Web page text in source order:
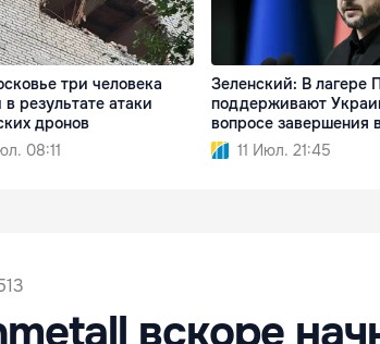
три человека
в результате атаки
дронов
08:11
Зеленский: В лагере
поддерживают
вопросе завершения
11 Июл. 21:45
вскоре